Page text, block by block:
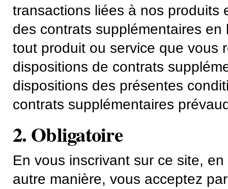
transactions liées à nos produits
des contrats supplémentaires
tout produit ou service que vous
dispositions de contrats
dispositions des présentes
contrats supplémentaires
2. Obligatoire
En vous inscrivant sur ce site,
autre manière, vous acceptez